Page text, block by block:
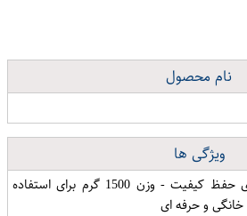
نام محصول
ویژگی ها
- بسته بندی شیشه ای برای حفظ کیفیت - وزن 1500 گرم برای استفاده
و حرفه ای